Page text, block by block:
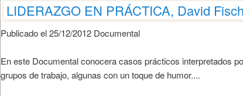
LIDERAZGO EN PRÁCTICA, David
Publicado el 25/12/2012 Documental
En este Documental conocera casos prácticos interpretados
grupos de trabajo, algunas con un toque de humor....